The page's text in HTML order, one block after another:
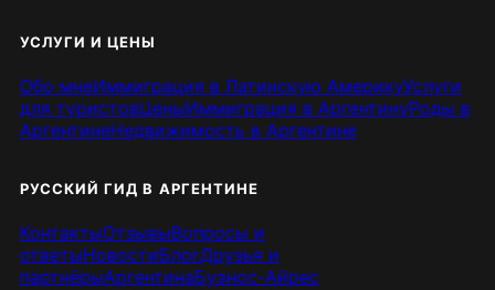
УСЛУГИ И ЦЕНЫ
Обо мнеИммиграция в Латинскую АмерикуУслуги
для туристовЦеныИммиграция в АргентинуРоды в
АргентинеНедвижимость в Аргентине
РУССКИЙ ГИД В АРГЕНТИНЕ
КонтактыОтзывыВопросы и
ответыНовостиБлогДрузья и
партнёрыАргентинаБуэнос-Айрес